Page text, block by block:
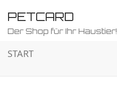
PETCARD
Der Shop für Ihr Haustier!
START